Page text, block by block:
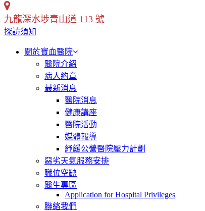
九龍深水埗青山道 113 號
探訪須知
關於寶血醫院
醫院介紹
病人約章
最新消息
醫院消息
健康講座
醫院活動
媒體報導
紓緩公營醫院壓力計劃
惡劣天氣服務安排
職位空缺
醫生專區
Application for Hospital Privileges
聯絡我們